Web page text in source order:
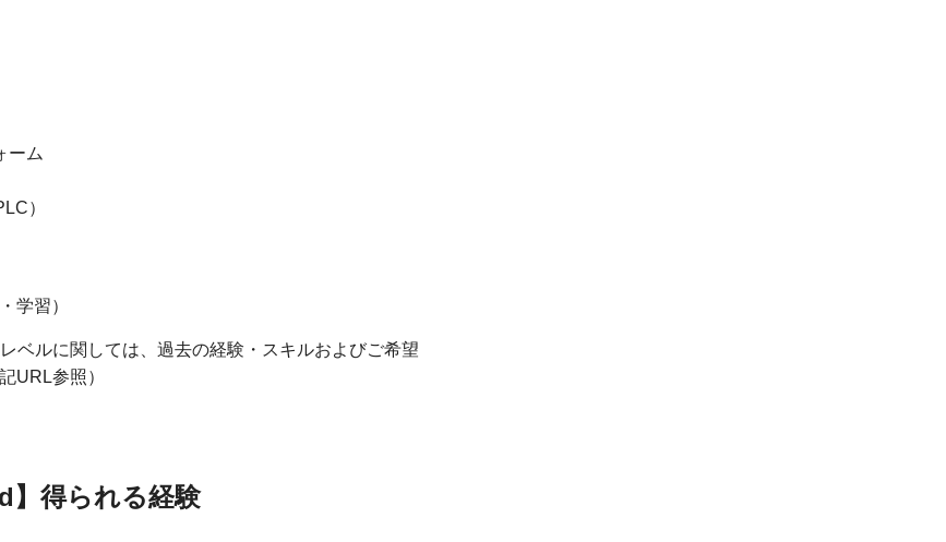
ーム
）
学習）
ベルに関しては、過去の経験・スキルおよびご希望
URL参照）
】得られる経験